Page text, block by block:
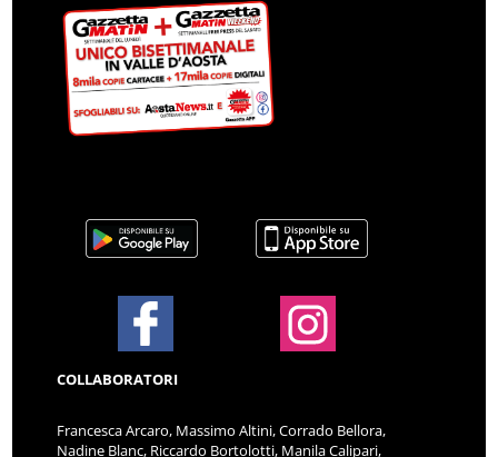
COLLABORATORI
Francesca Arcaro, Massimo Altini, Corrado Bellora,
Nadine Blanc, Riccardo Bortolotti, Manila Calipari,